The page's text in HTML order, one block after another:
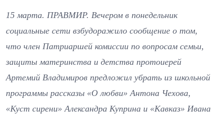
15 марта. ПРАВМИР. Вечером в понедельник
социальные сети взбудоражило сообщение о том,
что член Патриаршей комиссии по вопросам семьи,
защиты материнства и детства протоиерей
Артемий Владимиров предложил убрать из школьной
программы рассказы «О любви» Антона Чехова,
«Куст сирени» Александра Куприна и «Кавказ» Ивана